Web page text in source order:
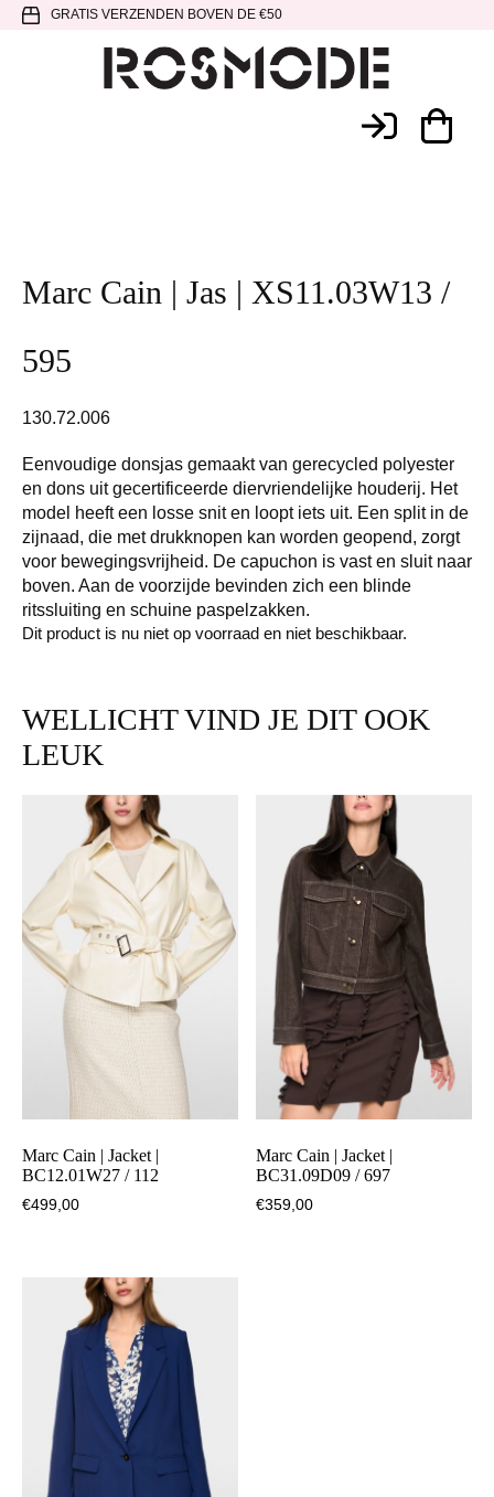
Spring
hoofdnavigatie
Door
SpringGRATIS VERZENDEN BOVEN DE €50
Marc Cain | Jas | XS11.03W13 /
595
130.72.006
Eenvoudige donsjas gemaakt van gerecycled polyester
en dons uit gecertificeerde diervriendelijke houderij. Het
model heeft een losse snit en loopt iets uit. Een split in de
zijnaad, die met drukknopen kan worden geopend, zorgt
voor bewegingsvrijheid. De capuchon is vast en sluit naar
boven. Aan de voorzijde bevinden zich een blinde
ritssluiting en schuine paspelzakken.
Dit product is nu niet op voorraad en niet beschikbaar.
WELLICHT VIND JE DIT OOK
LEUK
Marc Cain | Jacket |
BC12.01W27 / 112
€499,00
Marc Cain | Jacket |
BC31.09D09 / 697
€359,00